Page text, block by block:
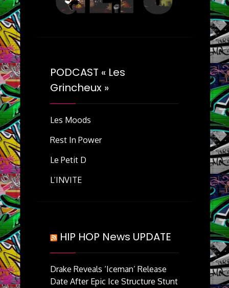
PODCAST « Les
Grincheux »
Les Moods
Rest In Power
Le Petit D
L’INVITE
HIP HOP News UPDATE
Drake Reveals ‘Iceman’ Release
Date After Epic Ice Structure Stunt